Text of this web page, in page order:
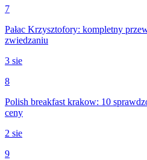
7
Pałac Krzysztofory: kompletny
zwiedzaniu
3 sie
8
Polish breakfast krakow: 10
ceny
2 sie
9